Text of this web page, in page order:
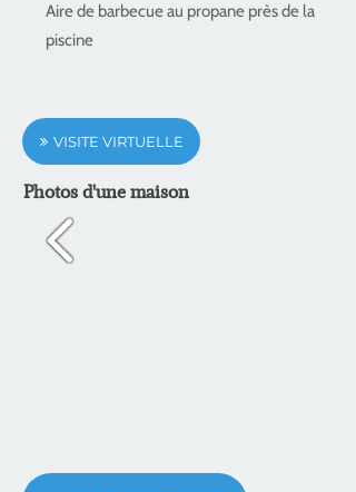
Aire de barbecue au propane près de la
piscine
VISITE VIRTUELLE
Photos d'une maison